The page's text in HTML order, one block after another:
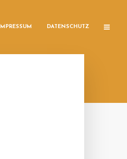
IMPRESSUM DATENSCHUTZ